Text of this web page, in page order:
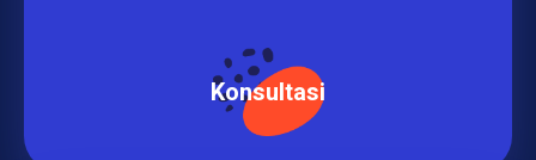
Konsultasi